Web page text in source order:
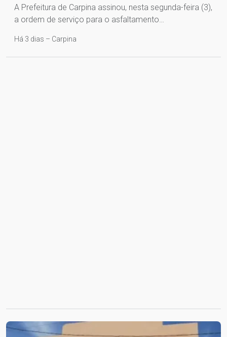
A Prefeitura de Carpina assinou, nesta segunda-feira (3),
a ordem de serviço para o asfaltamento…
Há 3 dias – Carpina